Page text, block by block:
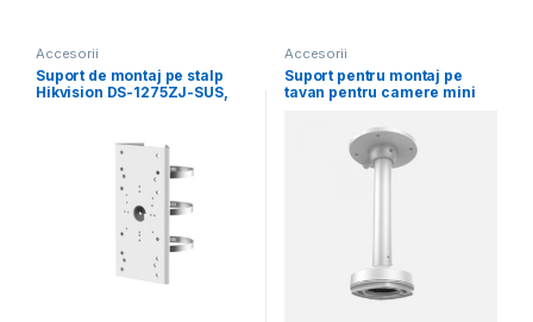
Accesorii
Suport de montaj pe stalp
Hikvision DS-1275ZJ-SUS,
Accesorii
Suport pentru montaj pe
tavan pentru camere mini